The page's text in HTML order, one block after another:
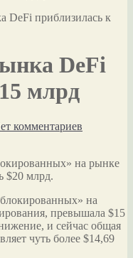
DeFi приблизилась к
DeFi
млрд
комментариев
на рынке
$20 млрд.
на
превышала $15
и сейчас общая
чуть более $14,69